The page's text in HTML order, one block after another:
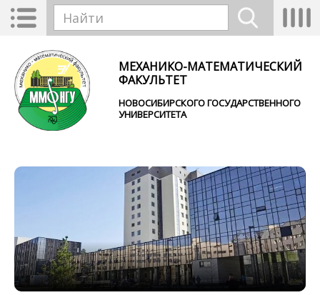
Перейти к основному содержанию
Toggle
navigation
Форма поиска
МЕХАНИКО-МАТЕМАТИЧЕСКИЙ
ФАКУЛЬТЕТ
НОВОСИБИРСКОГО ГОСУДАРСТВЕННОГО
УНИВЕРСИТЕТА